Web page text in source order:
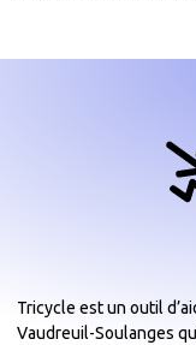
Tricycle est un outil
Vaudreuil-Soulanges